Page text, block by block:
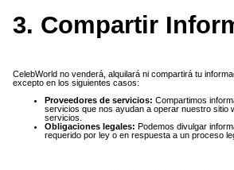
3. Compartir
CelebWorld no venderá, alquilará ni compartirá tu
excepto en los siguientes casos:
Proveedores de servicios: Compartimos
servicios que nos ayudan a operar nuestro sitio
servicios.
Obligaciones legales: Podemos divulgar
requerido por ley o en respuesta a un proceso